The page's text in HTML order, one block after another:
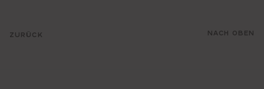
ZURÜCK NACH OBEN